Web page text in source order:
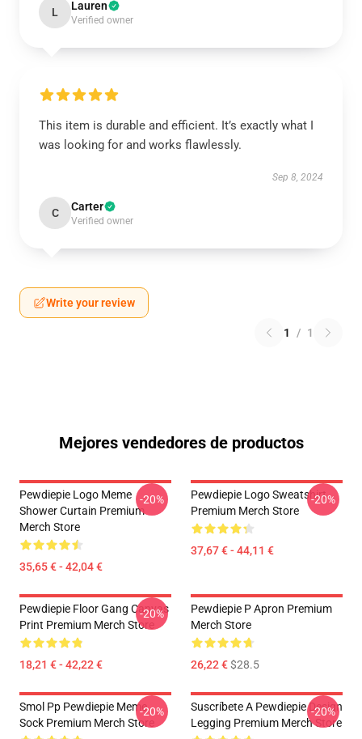
L Lauren
Verified owner
This item is durable and efficient. It’s exactly what I
was looking for and works flawlessly.
Sep 8, 2024
C Carter
Verified owner
Write your review
1 / 1
Mejores vendedores de productos
Pewdiepie Logo Meme
Shower Curtain Premium
Merch Store
35,65 € - 42,04 €
-20%
Pewdiepie Logo Sweatshirt
Premium Merch Store
37,67 € - 44,11 €
-20%
Pewdiepie Floor Gang Canvas
Print Premium Merch Store
18,21 € - 42,22 €
-20%
Pewdiepie P Apron Premium
Merch Store
26,22 €$28.5
Smol Pp Pewdiepie Meme
Sock Premium Merch Store
-20%
Suscríbete A Pewdiepie Design
Legging Premium Merch Store
-20%